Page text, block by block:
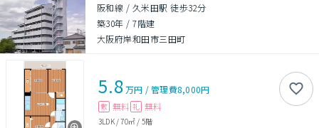
阪和線 / 久米田駅 徒歩32分
築30年 /7階建
大阪府岸和田市三田町
5.8万円 /管理費8,000円
敷 無料 礼 無料
3LDK/70㎡ / 5階